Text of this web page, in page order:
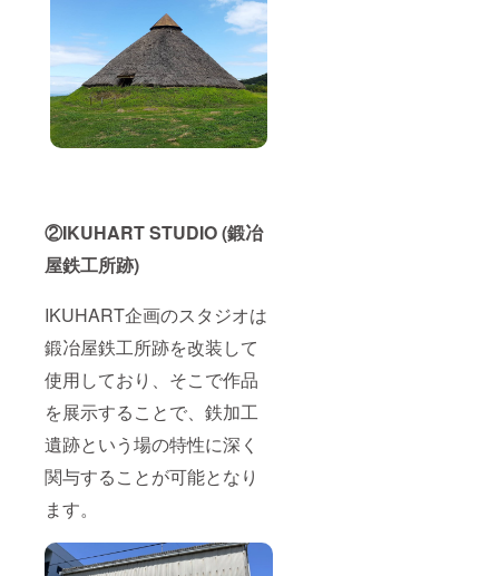
②IKUHART STUDIO (鍛冶
屋鉄工所跡)
IKUHART企画のスタジオは
鍛冶屋鉄工所跡を改装して
使用しており、そこで作品
を展示することで、鉄加工
遺跡という場の特性に深く
関与することが可能となり
ます。